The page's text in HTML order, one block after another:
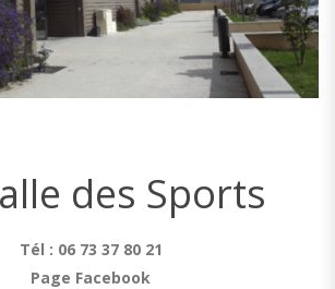
des Sports
Tél : 06 73 37 80 21
Page Facebook